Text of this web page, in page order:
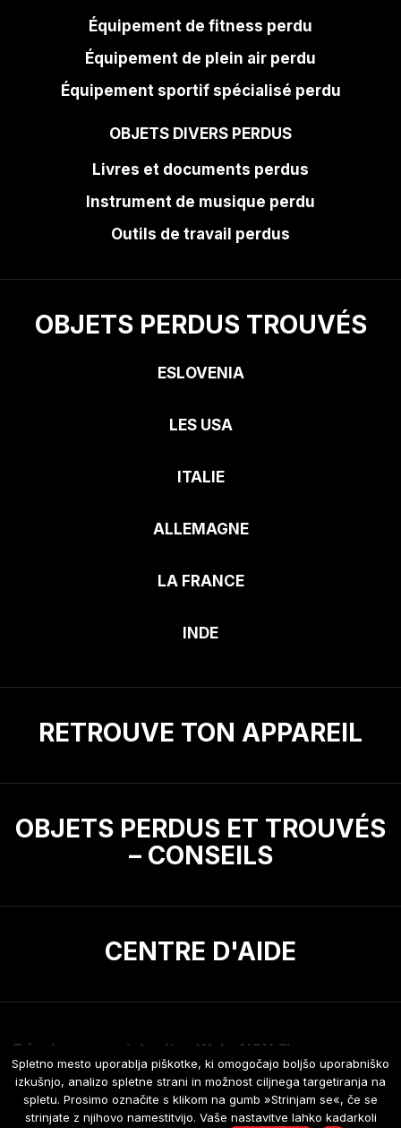
Équipement de fitness perdu
Équipement de plein air perdu
Équipement sportif spécialisé perdu
OBJETS DIVERS PERDUS
Livres et documents perdus
Instrument de musique perdu
Outils de travail perdus
OBJETS PERDUS TROUVÉS
ESLOVENIA
LES USA
ITALIE
ALLEMAGNE
LA FRANCE
INDE
RETROUVE TON APPAREIL
OBJETS PERDUS ET TROUVÉS
– CONSEILS
CENTRE D'AIDE
Développement de sites Web
NGN.SI
À propos des cookiesConditions generales
Conditions de confidentialité
Spletno mesto uporablja piškotke, ki omogočajo boljšo uporabniško
izkušnjo, analizo spletne strani in možnost ciljnega targetiranja na
spletu. Prosimo označite s klikom na gumb »Strinjam se«, če se
strinjate z njihovo namestitvijo. Vaše nastavitve lahko kadarkoli